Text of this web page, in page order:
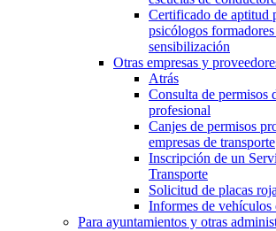
Certificado de aptitud
psicólogos
sensibilización
Otras empresas y
Atrás
Consulta de permisos
profesional
Canjes de permisos
empresas de transporte
Inscripción de un
Transporte
Solicitud de placas
Informes de vehículos
Para ayuntamientos y otras